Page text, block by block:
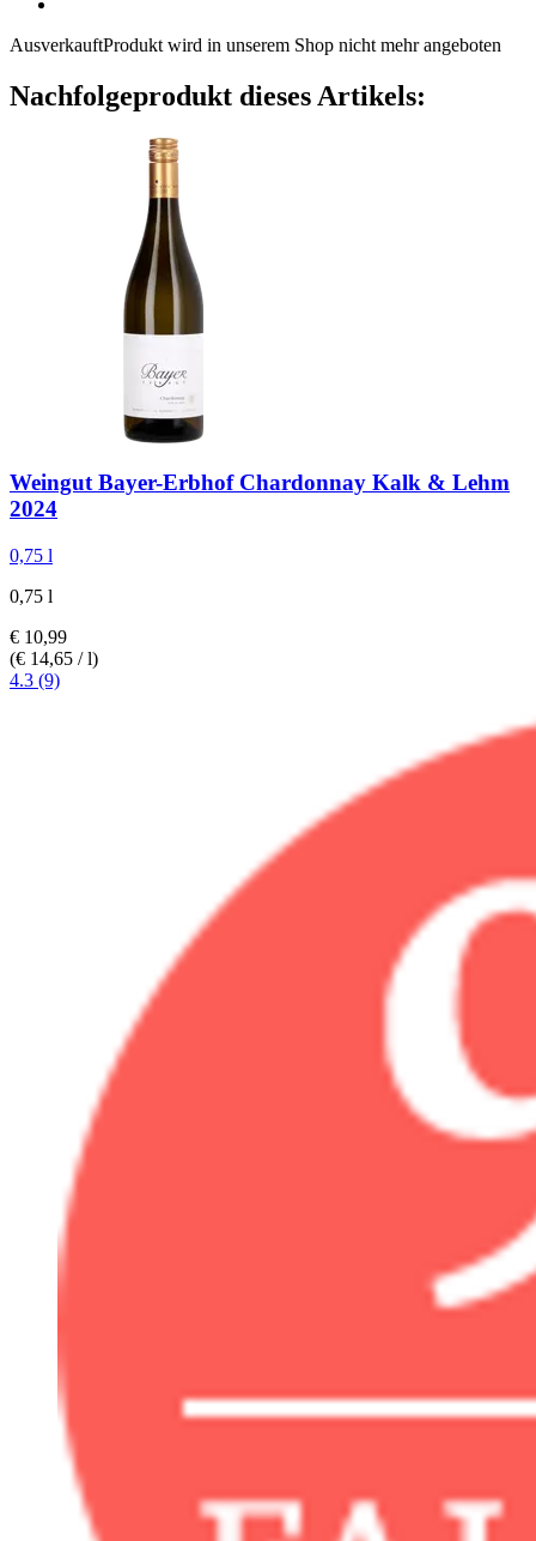
AusverkauftProdukt wird in unserem Shop nicht mehr angeboten
Nachfolgeprodukt dieses Artikels:
Weingut Bayer-ErbhofChardonnay Kalk & Lehm
2024
0,75 l
0,75 l
€ 10,99
(€ 14,65 / l)
4.3 (9)